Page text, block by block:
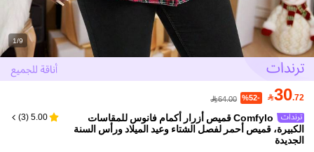
1/9
30.72
%52-
64.00
Comfylo قميص أزرار أكمام فانوس للمقاسات
الكبيرة، قميص أحمر لفصل الشتاء وعيد الميلاد ورأس السنة
الجديدة
5.00
(
3
)